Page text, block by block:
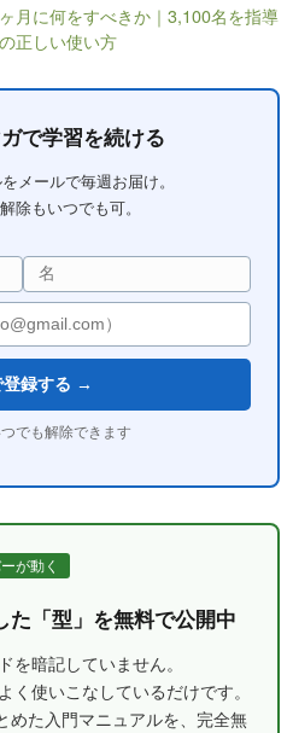
月に何をすべきか｜3,100名を指導
正しい使い方
で学習を続ける
メールで毎週お届け。
除もいつでも可。
登録する →
でも解除できます
が動く
「型」を無料で公開中
を暗記していません。
く使いこなしているだけです。
めた入門マニュアルを、完全無